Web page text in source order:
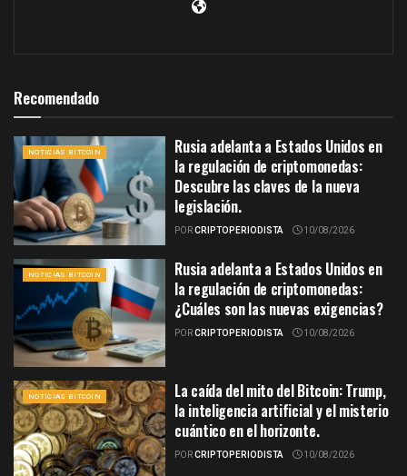
Recomendado
NOTICIAS BITCOIN
Rusia adelanta a Estados Unidos en
la regulación de criptomonedas:
Descubre las claves de la nueva
legislación.
PORCRIPTOPERIODISTA 10/08/2026
NOTICIAS BITCOIN
Rusia adelanta a Estados Unidos en
la regulación de criptomonedas:
¿Cuáles son las nuevas exigencias?
PORCRIPTOPERIODISTA 10/08/2026
NOTICIAS BITCOIN
La caída del mito del Bitcoin: Trump,
la inteligencia artificial y el misterio
cuántico en el horizonte.
PORCRIPTOPERIODISTA 10/08/2026